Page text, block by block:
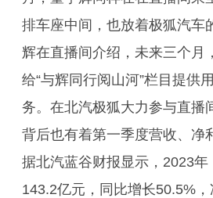
排车座中间，也放着极狐汽车
辉在直播间介绍，未来三个月
给“与辉同行阅山河”栏目提供
务。在北汽极狐大力参与直播
背后也有着第一季度营收、净
据北汽蓝谷财报显示，2023年
143.2亿元，同比增长50.5%，